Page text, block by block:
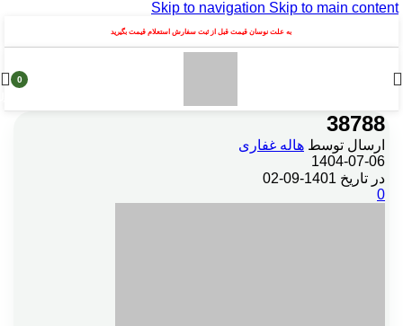
Skip to navigation Skip to main content
به علت نوسان قیمت قبل از ثبت سفارش استعلام قیمت بگیرید
0
38788
ارسال توسط هاله غفاری
1404-07-06
در تاریخ 1401-09-02
0